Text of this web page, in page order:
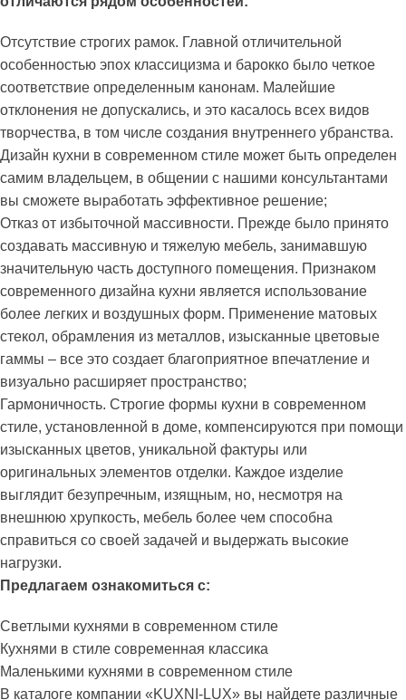
Отсутствие строгих рамок. Главной отличительной
особенностью эпох классицизма и барокко было четкое
соответствие определенным канонам. Малейшие
отклонения не допускались, и это касалось всех видов
творчества, в том числе создания внутреннего убранства.
Дизайн кухни в современном стиле может быть определен
самим владельцем, в общении с нашими консультантами
вы сможете выработать эффективное решение;
Отказ от избыточной массивности. Прежде было принято
создавать массивную и тяжелую мебель, занимавшую
значительную часть доступного помещения. Признаком
современного дизайна кухни является использование
более легких и воздушных форм. Применение матовых
стекол, обрамления из металлов, изысканные цветовые
гаммы – все это создает благоприятное впечатление и
визуально расширяет пространство;
Гармоничность. Строгие формы кухни в современном
стиле, установленной в доме, компенсируются при помощи
изысканных цветов, уникальной фактуры или
оригинальных элементов отделки. Каждое изделие
выглядит безупречным, изящным, но, несмотря на
внешнюю хрупкость, мебель более чем способна
справиться со своей задачей и выдержать высокие
нагрузки.
Предлагаем ознакомиться с:
Светлыми кухнями в современном стиле
Кухнями в стиле современная классика
Маленькими кухнями в современном стиле
В каталоге компании «KUXNI-LUX» вы найдете различные